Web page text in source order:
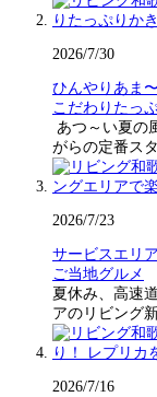
2026/7/30
ひんやりあま
こだわりたっ
あつ～い夏の
がらの定番ス
2026/7/23
サービスエリ
ご当地グルメ
夏休み、高速
アのリビング
2026/7/16